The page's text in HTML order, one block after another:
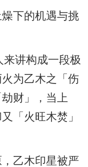
下的机遇与挑
讲构成一段极
为乙木之「伤
财」，当上
「火旺木焚」
乙木印星被严